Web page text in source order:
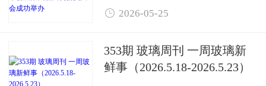
办
 2026-05-25
353期 玻璃周刊 一周玻璃新
鲜事（2026.5.18-2026.5.23）